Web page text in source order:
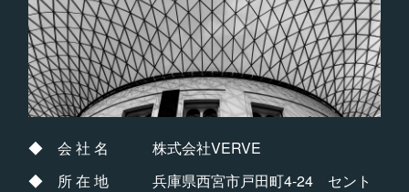
◆ 会 社 名 株式会社VERVE
◆ 所 在 地 兵庫県西宮市戸田町4-24 セント